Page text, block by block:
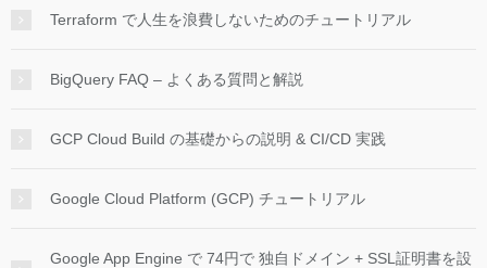
Terraform で人生を浪費しないためのチュートリアル
BigQuery FAQ – よくある質問と解説
GCP Cloud Build の基礎からの説明 & CI/CD 実践
Google Cloud Platform (GCP) チュートリアル
Google App Engine で 74円で 独自ドメイン + SSL証明書を設